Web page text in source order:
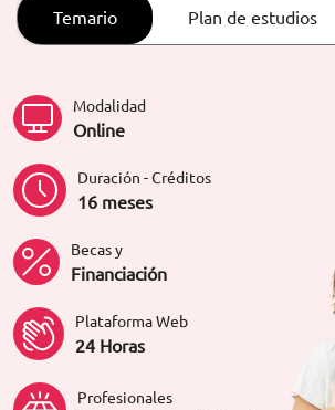
Temario Plan de estudios
Modalidad
Online
Duración - Créditos
16 meses
Becas y
Financiación
Plataforma Web
24 Horas
Profesionales